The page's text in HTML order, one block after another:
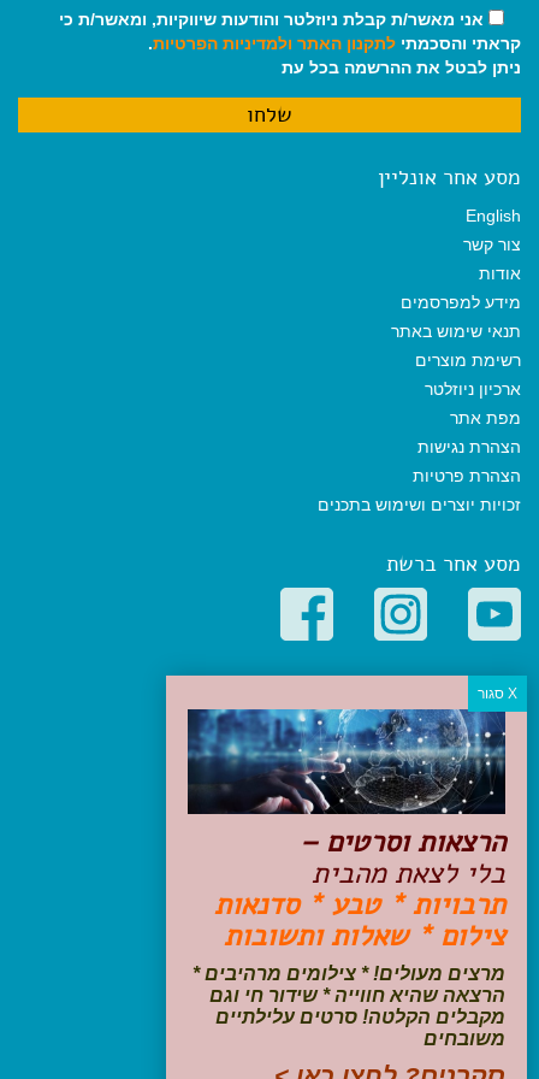
אני מאשר/ת קבלת ניוזלטר והודעות שיווקיות, ומאשר/ת כי
קראתי והסכמתי לתקנון האתר ולמדיניות הפרטיות.
ניתן לבטל את ההרשמה בכל עת
מסע אחר אונליין
English
צור קשר
אודות
מידע למפרסמים
תנאי שימוש באתר
רשימת מוצרים
ארכיון ניוזלטר
מפת אתר
הצהרת נגישות
הצהרת פרטיות
זכויות יוצרים ושימוש בתכנים
מסע אחר ברשת
קטגוריות פופולריות
יעדים
טיולים בישראל
מלונות בוטיק בישראל
טיפים והמלצות
הכנות לנסיעה
טיולי ג'יפים
טיולים עם ילדים
שייט, הפלגות, קרוזים
עקבו אחרינו בפייסבוק
הרצאות וסרטים –
בלי לצאת מהבית
תרבויות * טבע * סדנאות
צילום * שאלות ותשובות
מרצים מעולים! * צילומים מרהיבים *
הרצאה שהיא חווייה * שידור חי וגם
מקבלים הקלטה! סרטים עלילתיים
משובחים